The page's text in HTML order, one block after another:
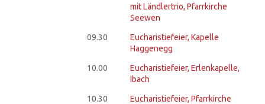
mit Ländlertrio, Pfarrkirche
Seewen
09.30
Eucharistiefeier, Kapelle
Haggenegg
10.00
Eucharistiefeier, Erlenkapelle,
Ibach
10.30
Eucharistiefeier, Pfarrkirche